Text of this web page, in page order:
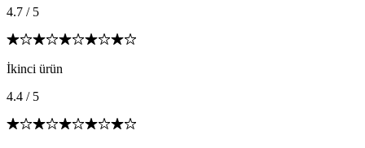
4.7 / 5
İkinci ürün
4.4 / 5